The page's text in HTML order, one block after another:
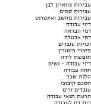
עבירות צווארון לבן
עבירות סמים
עבירות מחשב ואינטרנט
דיני עבודה
דמי הבראה
דמי אבטלה
זכויות עובדים
פיצויי פיטורין
חופשת לידה
דיני עבודה - נשים
חוזה עבודה
הלנת שכר
הסכם קיבוצי
עובדים זרים
הרעת תנאי עבודה
בית דין לעבודה